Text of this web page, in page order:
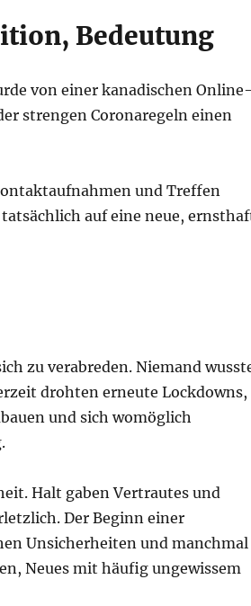
Bedeutung
von einer kanadischen
strengen Coronaregeln einen
und Treffen
auf eine neue,
zu verabreden. Niemand
drohten erneute Lockdowns,
und sich womöglich
Halt gaben Vertrautes und
Der Beginn einer
Unsicherheiten und manchmal
Neues mit häufig ungewissem